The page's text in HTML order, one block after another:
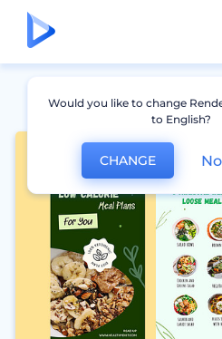
Would you like to change
to English?
CHANGE